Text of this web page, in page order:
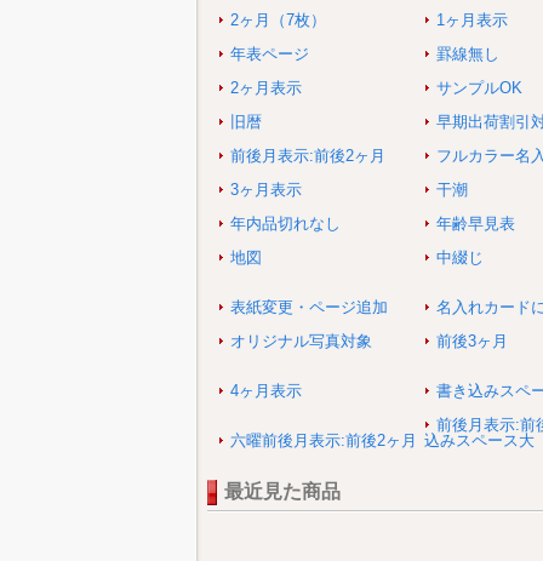
2ヶ月（7枚）
1ヶ月表示
年表ページ
罫線無し
2ヶ月表示
サンプルOK
旧暦
早期出荷割引
前後月表示:前後2ヶ月
フルカラー名
3ヶ月表示
干潮
年内品切れなし
年齢早見表
地図
中綴じ
表紙変更・ページ追加
名入れカード
オリジナル写真対象
前後3ヶ月
4ヶ月表示 書き込みスペ
六曜前後月表示:前後2ヶ月
前後月表示:前
込みスペース大
最近見た商品